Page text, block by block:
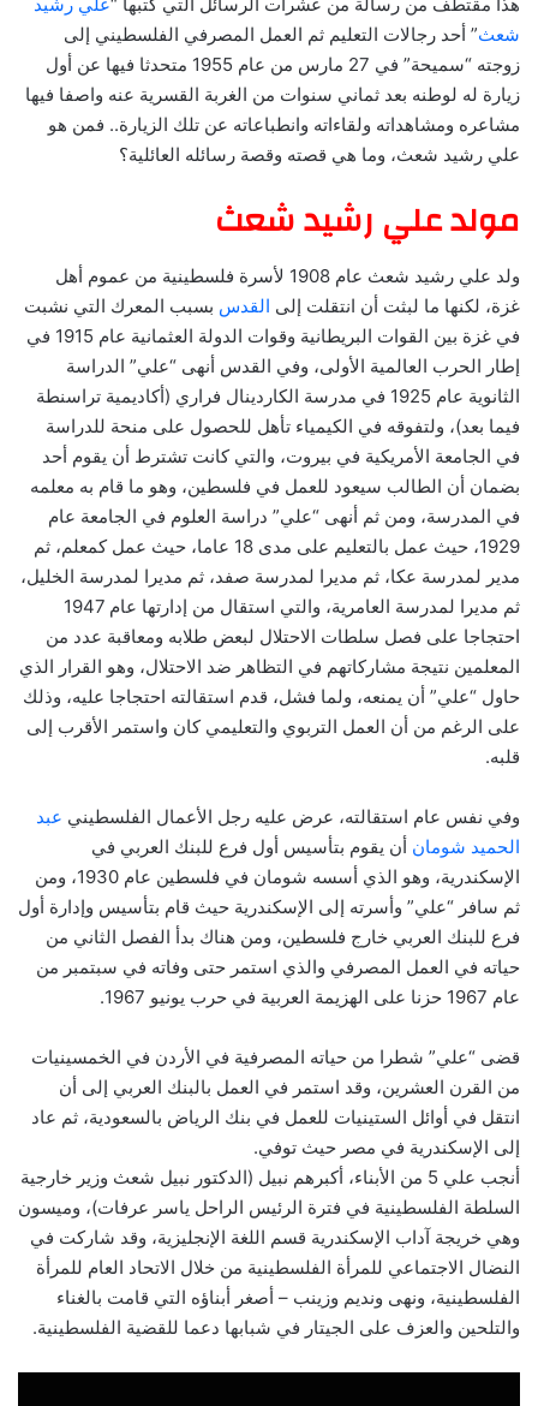
هذا مقتطف من رسالة من عشرات الرسائل التي كتبها “علي رشيد
شعث” أحد رجالات التعليم ثم العمل المصرفي الفلسطيني إلى
زوجته “سميحة” في 27 مارس من عام 1955 متحدثا فيها عن أول
زيارة له لوطنه بعد ثماني سنوات من الغربة القسرية عنه واصفا فيها
مشاعره ومشاهداته ولقاءاته وانطباعاته عن تلك الزيارة.. فمن هو
علي رشيد شعث، وما هي قصته وقصة رسائله العائلية؟
مولد علي رشيد شعث
ولد علي رشيد شعث عام 1908 لأسرة فلسطينية من عموم أهل
غزة، لكنها ما لبثت أن انتقلت إلى القدس بسبب المعرك التي نشبت
في غزة بين القوات البريطانية وقوات الدولة العثمانية عام 1915 في
إطار الحرب العالمية الأولى، وفي القدس أنهى “علي” الدراسة
الثانوية عام 1925 في مدرسة الكاردينال فراري (أكاديمية تراسنطة
فيما بعد)، ولتفوقه في الكيمياء تأهل للحصول على منحة للدراسة
في الجامعة الأمريكية في بيروت، والتي كانت تشترط أن يقوم أحد
بضمان أن الطالب سيعود للعمل في فلسطين، وهو ما قام به معلمه
في المدرسة، ومن ثم أنهى “علي” دراسة العلوم في الجامعة عام
1929، حيث عمل بالتعليم على مدى 18 عاما، حيث عمل كمعلم، ثم
مدير لمدرسة عكا، ثم مديرا لمدرسة صفد، ثم مديرا لمدرسة الخليل،
ثم مديرا لمدرسة العامرية، والتي استقال من إدارتها عام 1947
احتجاجا على فصل سلطات الاحتلال لبعض طلابه ومعاقبة عدد من
المعلمين نتيجة مشاركاتهم في التظاهر ضد الاحتلال، وهو القرار الذي
حاول “علي” أن يمنعه، ولما فشل، قدم استقالته احتجاجا عليه، وذلك
على الرغم من أن العمل التربوي والتعليمي كان واستمر الأقرب إلى
قلبه.
وفي نفس عام استقالته، عرض عليه رجل الأعمال الفلسطيني عبد
الحميد شومان أن يقوم بتأسيس أول فرع للبنك العربي في
الإسكندرية، وهو الذي أسسه شومان في فلسطين عام 1930، ومن
ثم سافر “علي” وأسرته إلى الإسكندرية حيث قام بتأسيس وإدارة أول
فرع للبنك العربي خارج فلسطين، ومن هناك بدأ الفصل الثاني من
حياته في العمل المصرفي والذي استمر حتى وفاته في سبتمبر من
عام 1967 حزنا على الهزيمة العربية في حرب يونيو 1967.
قضى “علي” شطرا من حياته المصرفية في الأردن في الخمسينيات
من القرن العشرين، وقد استمر في العمل بالبنك العربي إلى أن
انتقل في أوائل الستينيات للعمل في بنك الرياض بالسعودية، ثم عاد
إلى الإسكندرية في مصر حيث توفي.
أنجب علي 5 من الأبناء، أكبرهم نبيل (الدكتور نبيل شعث وزير خارجية
السلطة الفلسطينية في فترة الرئيس الراحل ياسر عرفات)، وميسون
وهي خريجة آداب الإسكندرية قسم اللغة الإنجليزية، وقد شاركت في
النضال الاجتماعي للمرأة الفلسطينية من خلال الاتحاد العام للمرأة
الفلسطينية، ونهى ونديم وزينب – أصغر أبناؤه التي قامت بالغناء
والتلحين والعزف على الجيتار في شبابها دعما للقضية الفلسطينية.